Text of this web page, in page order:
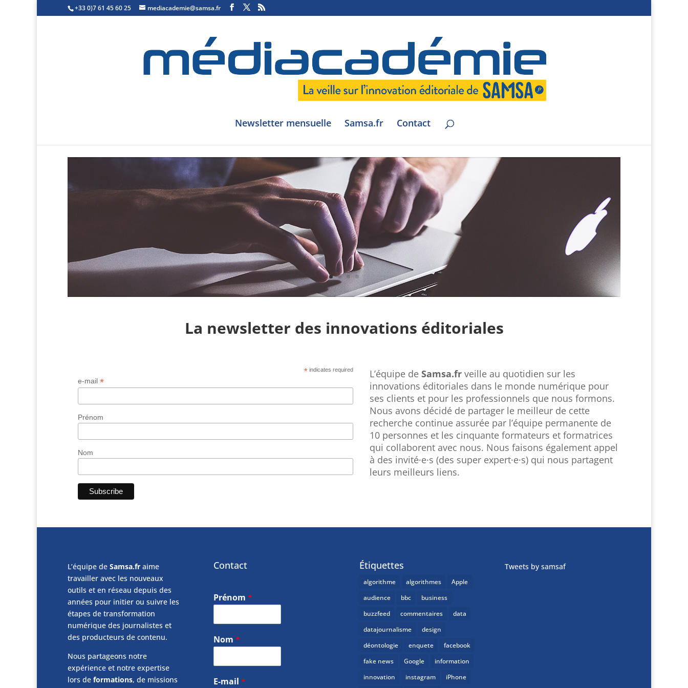
+33 0)7 61 45 60 25 mediacademie@samsa.fr
Newsletter mensuelle Samsa.fr Contact
La newsletter des innovations éditoriales
*indicates required
e-mail *
Prénom
Nom
L’équipe de Samsa.frveille au quotidien sur les
innovations éditoriales dans le monde numérique pour
ses clients et pour les professionnels que nous formons.
Nous avons décidé de partager le meilleur de cette
recherche continue assurée par l’équipe permanente de
10 personnes et les cinquante formateurs et formatrices
qui collaborent avec nous. Nous faisons également appel
à des invité·e·s (des super expert·e·s) qui nous partagent
leurs meilleurs liens.
L’équipe de Samsa.fr aime
travailler avec les nouveaux
outils et en réseau depuis des
années pour initier ou suivre les
étapes de transformation
numérique des journalistes et
des producteurs de contenu.
Nous partageons notre
expérience et notre expertise
lors de formations, de missions
Contact
Prénom *
Nom *
E-mail *
Étiquettes
algorithme algorithmes
Apple
audience
bbc
business
buzzfeed
commentaires
data
datajournalisme
design
déontologie
enquete
facebook
fake news
Google
information
innovation
instagram iPhone
Tweets by samsaf